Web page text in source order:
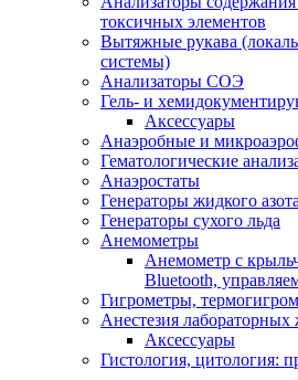
токсичных элементов
Вытяжные рукава
системы)
Анализаторы СОЭ
Гель- и
Аксессуары
Анаэробные и
Гематологические
Анаэростаты
Генераторы жидкого азота
Генераторы сухого льда
Анемометры
Анемометр с
Bluetooth,
Гигрометры,
Анестезия
Аксессуары
Гистология, цитология: